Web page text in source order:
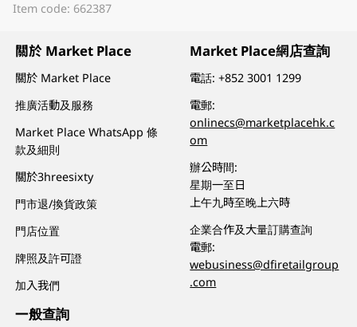
Item code: 662387
關於 Market Place
關於 Market Place
推廣活動及服務
Market Place WhatsApp 條
款及細則
關於3hreesixty
門市退/換貨政策
門店位置
牌照及許可證
加入我們
一般查詢
Market Place網店查詢
電話:+852 3001 1299
電郵:
onlinecs@marketplacehk.c
om
辦公時間:
星期一至日
上午九時至晚上六時
企業合作及大量訂購查詢
電郵:
webusiness@dfiretailgroup
.com